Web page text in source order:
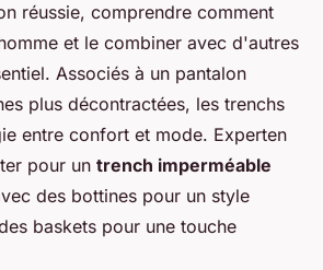
réussie, comprendre comment
et le combiner avec d'autres
Associés à un pantalon
plus décontractées, les trenchs
entre confort et mode. Experten
pour un trench imperméable
des bottines pour un style
baskets pour une touche